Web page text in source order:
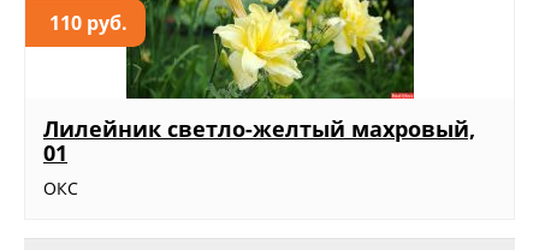
110 руб.
Лилейник светло-желтый махровый,
01
ОКС